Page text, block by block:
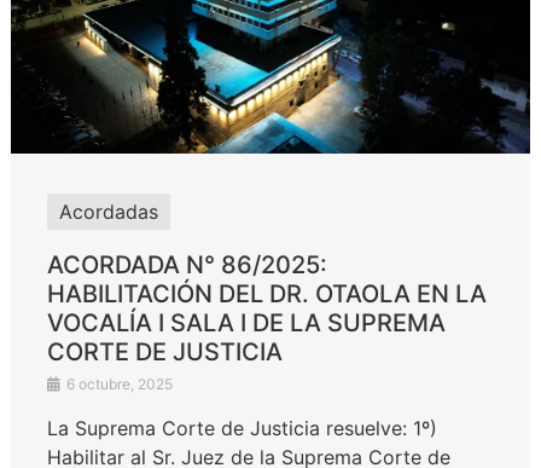
Acordadas
ACORDADA N° 86/2025:
HABILITACIÓN DEL DR. OTAOLA EN LA
VOCALÍA I SALA I DE LA SUPREMA
CORTE DE JUSTICIA
6 octubre, 2025
La Suprema Corte de Justicia resuelve: 1º)
Habilitar al Sr. Juez de la Suprema Corte de